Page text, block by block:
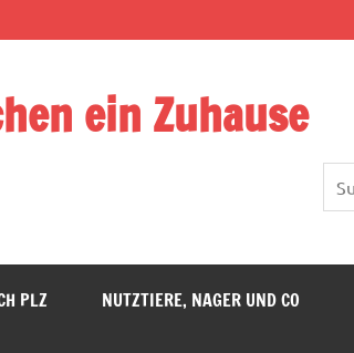
ein Zuhause
PLZ NUTZTIERE, NAGER UND CO